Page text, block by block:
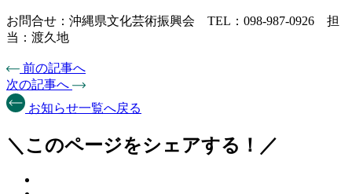
お問合せ：沖縄県文化芸術振興会 TEL：098-987-0926 担
当：渡久地
前の記事へ
次の記事へ
お知らせ一覧へ戻る
＼このページをシェアする！／